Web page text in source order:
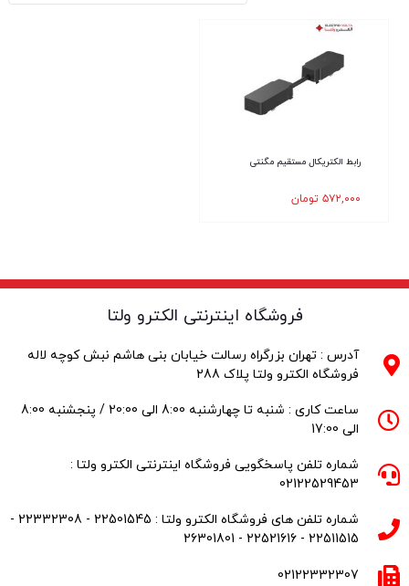
رابط الکتریکال مستقیم مگنتی
۵۷۲,۰۰۰ تومان
فروشگاه اینترنتی الکترو ولتا
آدرس : تهران بزرگراه رسالت خیابان بنی هاشم نبش کوچه لاله
فروشگاه الکترو ولتا پلاک 288
ساعت کاری : شنبه تا چهارشنبه 8:00 الی 20:00 / پنجشنبه 8:00
الی 17:00
شماره تلفن پاسخگویی فروشگاه اینترنتی الکترو ولتا :
02122529453
شماره تلفن های فروشگاه الکترو ولتا : 22501545 - 22332308 -
22511515 - 22521616 - 26301801
02122332307